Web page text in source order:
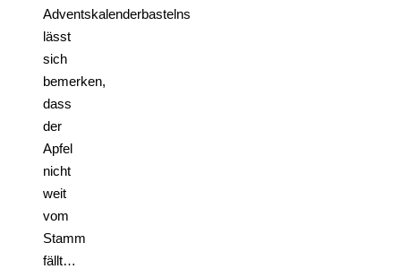
Adventskalenderbastelns
lässt
sich
bemerken,
dass
der
Apfel
nicht
weit
vom
Stamm
fällt…